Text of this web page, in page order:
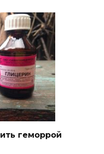
геморрой